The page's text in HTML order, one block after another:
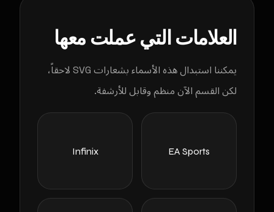
العلامات التي عملت معها
يمكننا استبدال هذه الأسماء بشعارات SVG لاحقاً،
لكن القسم الآن منظم وقابل للأرشفة.
EA Sports
Infinix